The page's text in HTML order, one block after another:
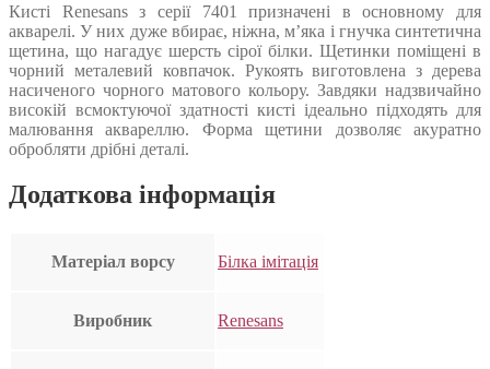
Кисті Renesans з серії 7401 призначені в основному для
акварелі. У них дуже вбирає, ніжна, м’яка і гнучка синтетична
щетина, що нагадує шерсть сірої білки. Щетинки поміщені в
чорний металевий ковпачок. Рукоять виготовлена з дерева
насиченого чорного матового кольору. Завдяки надзвичайно
високій всмоктуючої здатності кисті ідеально підходять для
малювання аквареллю. Форма щетини дозволяє акуратно
обробляти дрібні деталі.
Додаткова інформація
Матеріал ворсу Білка імітація
Виробник Renesans